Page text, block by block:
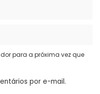
para a próxima vez que
por e-mail.